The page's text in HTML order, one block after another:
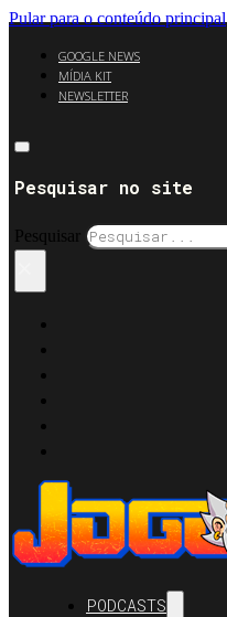
Pular para o conteúdo principal
GOOGLE NEWS
MÍDIA KIT
NEWSLETTER
Pesquisar no site
Pesquisar
PODCASTS